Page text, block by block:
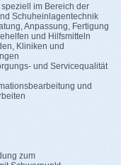
im Bereich der
Schuheinlagentechnik
Anpassung, Fertigung
und Hilfsmitteln
Kliniken und
und Servicequalität
und
zum